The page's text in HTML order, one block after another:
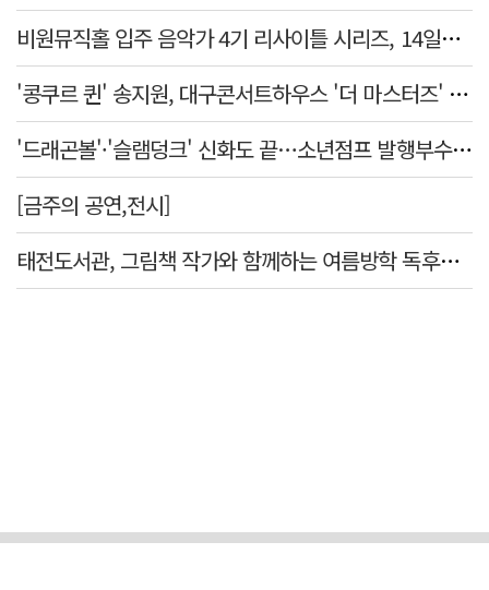
비원뮤직홀 입주 음악가 4기 리사이틀 시리즈, 14일부터 6주간 개최
'콩쿠르 퀸' 송지원, 대구콘서트하우스 '더 마스터즈' 무대 오른다
'드래곤볼'·'슬램덩크' 신화도 끝…소년점프 발행부수 100만부 붕괴
[금주의 공연,전시]
태전도서관, 그림책 작가와 함께하는 여름방학 독후체험 운영